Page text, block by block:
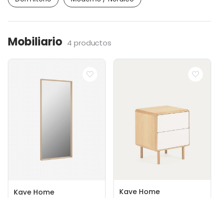
Mobiliario 4 productos
Kave Home Kave Home